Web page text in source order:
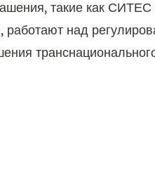
такие как
над